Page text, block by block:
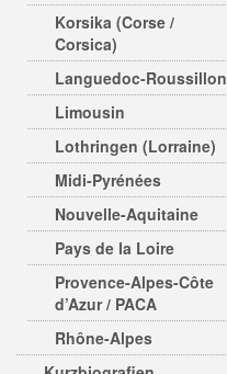
Korsika (Corse /
Corsica)
Languedoc-Roussillon
Limousin
Lothringen (Lorraine)
Midi-Pyrénées
Nouvelle-Aquitaine
Pays de la Loire
Provence-Alpes-Côte
d’Azur / PACA
Rhône-Alpes